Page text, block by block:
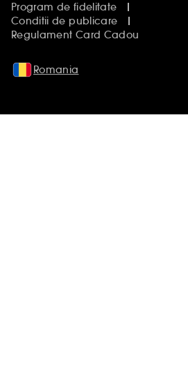
Program de fidelitate
Conditii de publicare
Regulament Card Cadou
Romania